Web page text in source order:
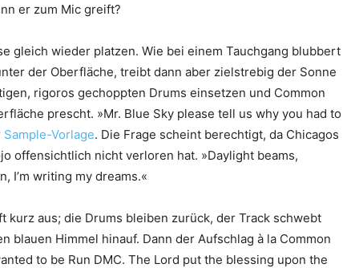
er zum Mic greift?
gleich wieder platzen. Wie bei einem Tauchgang blubbert
der Oberfläche, treibt dann aber zielstrebig der Sonne
rigoros gechoppten Drums einsetzen und Common
prescht. »Mr. Blue Sky please tell us why you had to
Sample-Vorlage. Die Frage scheint berechtigt, da Chicagos
offensichtlich nicht verloren hat. »Daylight beams,
I’m writing my dreams.«
kurz aus; die Drums bleiben zurück, der Track schwebt
blauen Himmel hinauf. Dann der Aufschlag à la Common
to be Run DMC. The Lord put the blessing upon the